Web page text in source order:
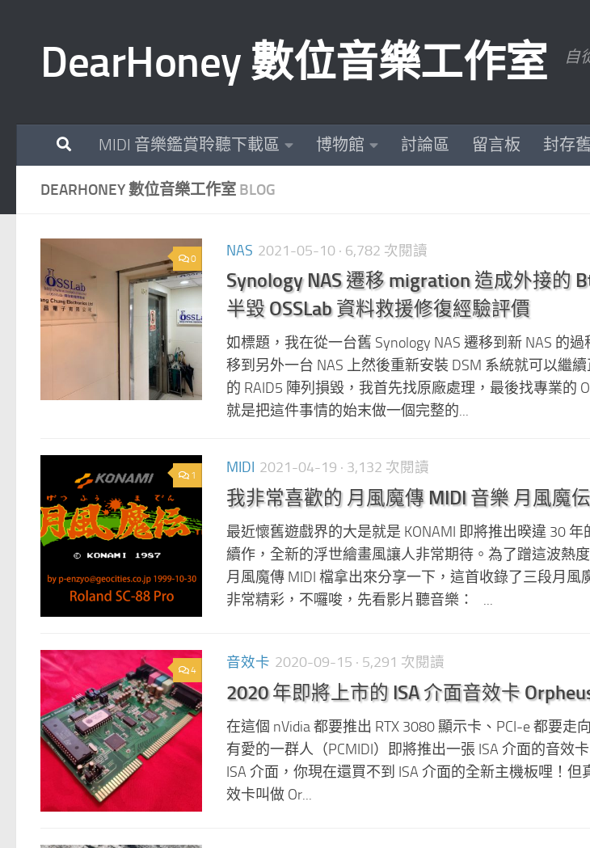
DearHoney 數位音樂工作室 自
MIDI 音樂鑑賞聆聽下載區 博物館 討論區 留言板 封存
DEARHONEY 數位音樂工作室 BLOG
0 NAS 2021-05-10 · 6,782 次閱讀
Synology NAS 遷移 migration 造成外接的
半毀 OSSLab 資料救援修復經驗評價
如標題，我在從一台舊 Synology NAS 遷移到新 NAS 的
移到另外一台 NAS 上然後重新安裝 DSM 系統就可以繼
的 RAID5 陣列損毀，我首先找原廠處理，最後找專業的
就是把這件事情的始末做一個完整的...
1 MIDI 2021-04-19 · 3,132 次閱讀
我非常喜歡的 月風魔傳 MIDI 音樂 月風魔
最近懷舊遊戲界的大是就是 KONAMI 即將推出暌違 30
續作，全新的浮世繪畫風讓人非常期待。為了蹭這波熱
月風魔傳 MIDI 檔拿出來分享一下，這首收錄了三段月風
非常精彩，不囉唆，先看影片聽音樂： ...
4 音效卡 2020-09-15 · 5,291 次閱讀
2020 年即將上市的 ISA 介面音效卡
在這個 nVidia 都要推出 RTX 3080 顯示卡、PCI-e 都要走
有愛的一群人（PCMIDI）即將推出一張 ISA 介面的音效
ISA 介面，你現在還買不到 ISA 介面的全新主機板哩！
效卡叫做 Or...